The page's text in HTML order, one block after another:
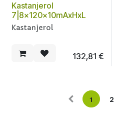
Kastanjerol
7|8x120x10mAxHxL
Kastanjerol
132,81 €
1 2